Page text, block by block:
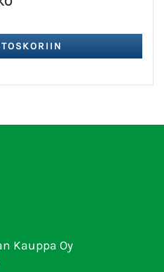
Kauppa Oy